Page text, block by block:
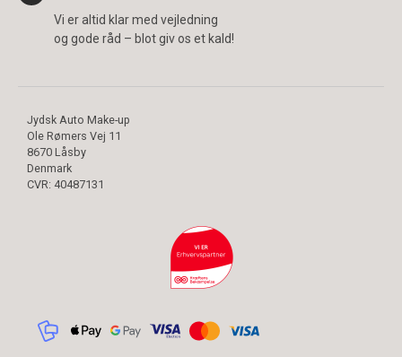
Vi er altid klar med vejledning
og gode råd – blot giv os et kald!
Jydsk Auto Make-up
Ole Rømers Vej 11
8670 Låsby
Denmark
CVR: 40487131